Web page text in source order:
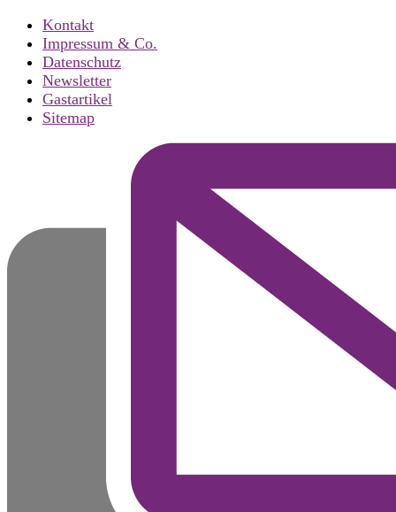
Kontakt
Impressum & Co.
Datenschutz
Newsletter
Gastartikel
Sitemap